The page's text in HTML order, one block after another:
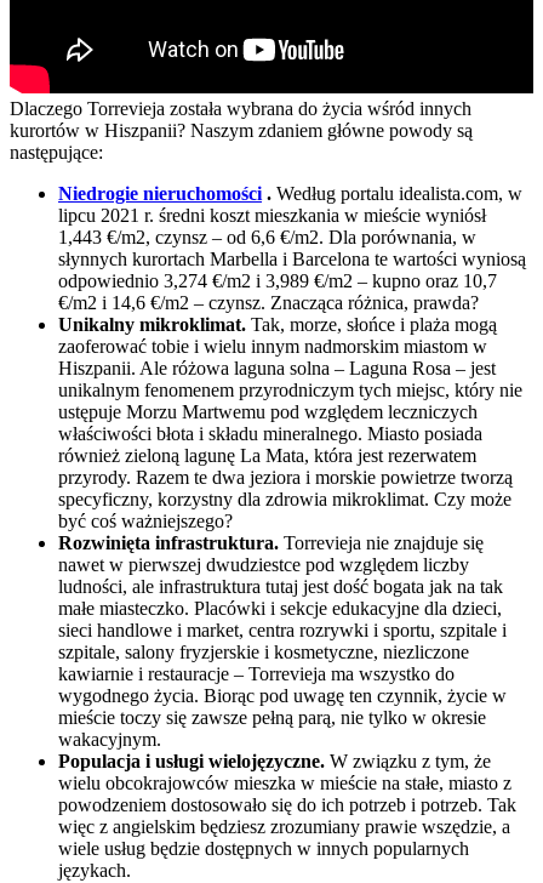
Dlaczego Torrevieja została wybrana do życia wśród innych
kurortów w Hiszpanii? Naszym zdaniem główne powody są
następujące:
Niedrogie nieruchomości . Według portalu idealista.com, w
lipcu 2021 r. średni koszt mieszkania w mieście wyniósł
1,443 €/m2, czynsz – od 6,6 €/m2. Dla porównania, w
słynnych kurortach Marbella i Barcelona te wartości wyniosą
odpowiednio 3,274 €/m2 i 3,989 €/m2 – kupno oraz 10,7
€/m2 i 14,6 €/m2 – czynsz. Znacząca różnica, prawda?
Unikalny mikroklimat. Tak, morze, słońce i plaża mogą
zaoferować tobie i wielu innym nadmorskim miastom w
Hiszpanii. Ale różowa laguna solna – Laguna Rosa – jest
unikalnym fenomenem przyrodniczym tych miejsc, który nie
ustępuje Morzu Martwemu pod względem leczniczych
właściwości błota i składu mineralnego. Miasto posiada
również zieloną lagunę La Mata, która jest rezerwatem
przyrody. Razem te dwa jeziora i morskie powietrze tworzą
specyficzny, korzystny dla zdrowia mikroklimat. Czy może
być coś ważniejszego?
Rozwinięta infrastruktura. Torrevieja nie znajduje się
nawet w pierwszej dwudziestce pod względem liczby
ludności, ale infrastruktura tutaj jest dość bogata jak na tak
małe miasteczko. Placówki i sekcje edukacyjne dla dzieci,
sieci handlowe i market, centra rozrywki i sportu, szpitale i
szpitale, salony fryzjerskie i kosmetyczne, niezliczone
kawiarnie i restauracje – Torrevieja ma wszystko do
wygodnego życia. Biorąc pod uwagę ten czynnik, życie w
mieście toczy się zawsze pełną parą, nie tylko w okresie
wakacyjnym.
Populacja i usługi wielojęzyczne. W związku z tym, że
wielu obcokrajowców mieszka w mieście na stałe, miasto z
powodzeniem dostosowało się do ich potrzeb i potrzeb. Tak
więc z angielskim będziesz zrozumiany prawie wszędzie, a
wiele usług będzie dostępnych w innych popularnych
językach.